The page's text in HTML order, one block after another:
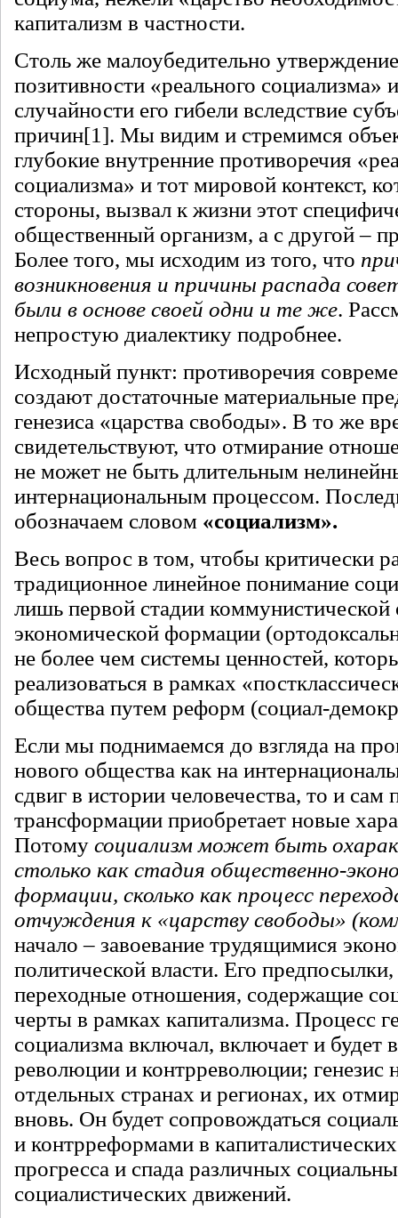
капитализм в частности.
Столь же малоубедительно
позитивности «реального социализма»
случайности его гибели вследствие
причин[1]. Мы видим и стремимся
глубокие внутренние противоречия
социализма» и тот мировой контекст,
стороны, вызвал к жизни этот
общественный организм, а с другой –
Более того, мы исходим из того, что
возникновения и причины распада
были в основе своей одни и те же.
непростую диалектику подробнее.
Исходный пункт: противоречия
создают достаточные материальные
генезиса «царства свободы». В то же
свидетельствуют, что отмирание
не может не быть длительным
интернациональным процессом.
обозначаем словом «социализм».
Весь вопрос в том, чтобы критически
традиционное линейное понимание
лишь первой стадии
экономической формации
не более чем системы ценностей,
реализоваться в рамках
общества путем реформ (социал-
Если мы поднимаемся до взгляда на
нового общества как на
сдвиг в истории человечества, то и сам
трансформации приобретает новые
Потому социализм может быть
столько как стадия общественно-
формации, сколько как процесс
отчуждения к «царству свободы»
начало – завоевание трудящимися
политической власти. Его
переходные отношения, содержащие
черты в рамках капитализма. Процесс
социализма включал, включает и будет
революции и контрреволюции; генезис
отдельных странах и регионах, их
вновь. Он будет сопровождаться
и контрреформами в
прогресса и спада различных
социалистических движений.